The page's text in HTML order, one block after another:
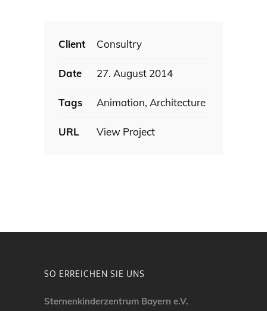
Client Consultry
Date 27. August 2014
Tags Animation, Architecture
URL View Project
SO ERREICHEN SIE UNS
Sternenkinderzentrum Bayern e.V.